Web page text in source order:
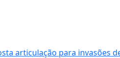
articulação para invasões